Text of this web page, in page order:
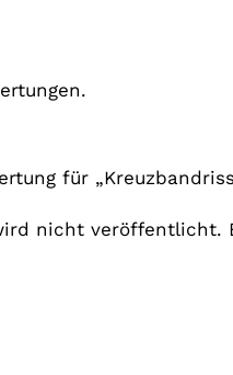
für
nicht veröffentlicht.